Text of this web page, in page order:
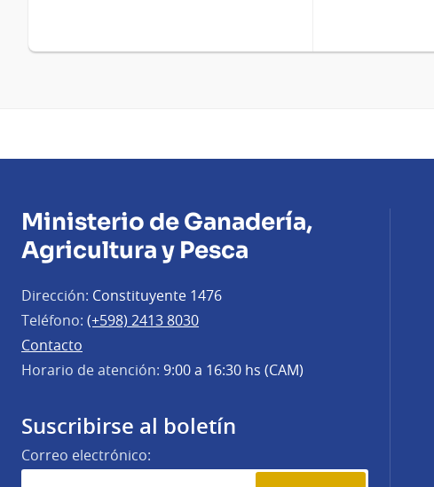
Ministerio de Ganadería,
Agricultura y Pesca
Dirección: Constituyente 1476
Teléfono: (+598) 2413 8030
Contacto
Horario de atención: 9:00 a 16:30 hs (CAM)
Suscribirse al boletín
Correo electrónico: